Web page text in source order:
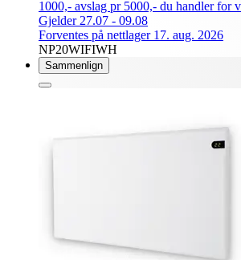
1000,- avslag pr 5000,- du handler for
Gjelder 27.07 - 09.08
Forventes på nettlager 17. aug. 2026
NP20WIFIWH
Sammenlign